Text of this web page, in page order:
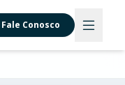
Fale Conosco